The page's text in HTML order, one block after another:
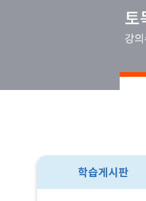
학습게시판